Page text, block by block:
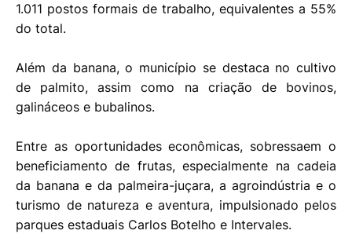
1.011 postos formais de trabalho, equivalentes a 55%
do total.
Além da banana, o município se destaca no cultivo
de palmito, assim como na criação de bovinos,
galináceos e bubalinos.
Entre as oportunidades econômicas, sobressaem o
beneficiamento de frutas, especialmente na cadeia
da banana e da palmeira-juçara, a agroindústria e o
turismo de natureza e aventura, impulsionado pelos
parques estaduais Carlos Botelho e Intervales.